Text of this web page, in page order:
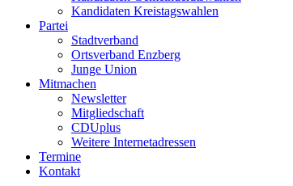
Kandidaten Kreistagswahlen
Partei
Stadtverband
Ortsverband Enzberg
Junge Union
Mitmachen
Newsletter
Mitgliedschaft
CDUplus
Weitere Internetadressen
Termine
Kontakt